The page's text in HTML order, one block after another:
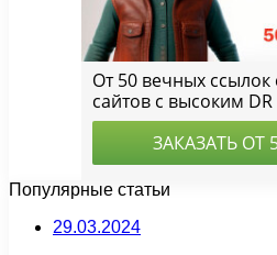
Популярные статьи
29.03.2024